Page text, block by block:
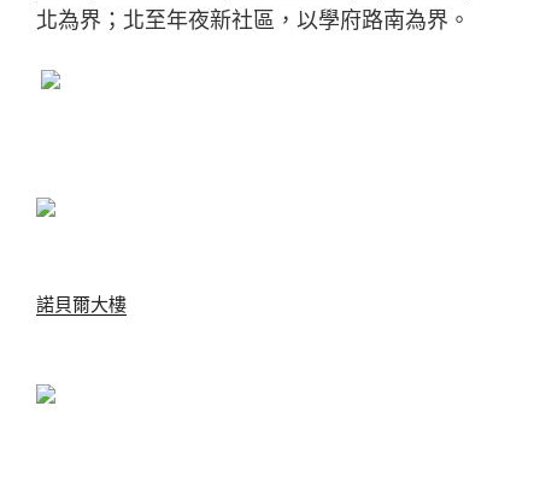
北為界；北至年夜新社區，以學府路南為界。
諾貝爾大樓